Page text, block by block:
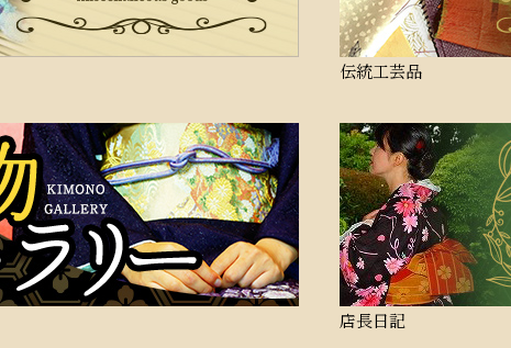
伝統工芸品
店長日記